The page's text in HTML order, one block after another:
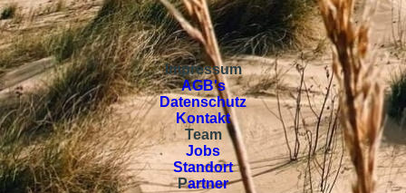
Impressum
AGB's
Datenschutz
Kontakt
Team
Jobs
Standort
Partner